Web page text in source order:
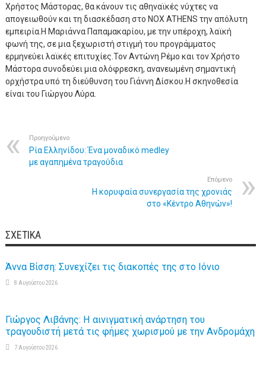
Χρήστος Μάστορας, θα κάνουν τις αθηναϊκές νύχτες να
απογειωθούν και τη διασκέδαση στο NOX ATHENS την απόλυτη
εμπειρία.Η Μαριάννα Παπαμακαρίου, με την υπέροχη, λαϊκή
φωνή της, σε μια ξεχωριστή στιγμή του προγράμματος
ερμηνεύει λαϊκές επιτυχίες.Τον Αντώνη Ρέμο και τον Χρήστο
Μάστορα συνοδεύει μια ολόφρεσκη, ανανεωμένη σημαντική
ορχήστρα υπό τη διεύθυνση του Γιάννη Δίσκου.Η σκηνοθεσία
είναι του Γιώργου Λύρα.
Προηγούμενο
Ρία Ελληνίδου: Ένα μοναδικό medley
με αγαπημένα τραγούδια
Επόμενο
Η κορυφαία συνεργασία της χρονιάς
στο «Κέντρο Αθηνών»!
ΣΧΕΤΙΚΆ
Άννα Βίσση: Συνεχίζει τις διακοπές της στο Ιόνιο
8 Αυγούστου 2026
Γιώργος Λιβάνης: Η αινιγματική ανάρτηση του
τραγουδιστή μετά τις φήμες χωρισμού με την Ανδρομάχη
7 Αυγούστου 2026